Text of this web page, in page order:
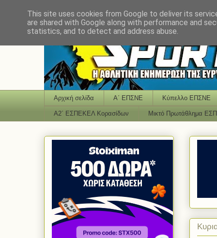
Αρχική σελίδα Α΄ ΕΠΣΝΕ Κύπελλο ΕΠΣΝΕ
Α2΄ ΕΣΠΕΚΕΛ Κορασίδων Μικτό Πρωτάθλημα
This site uses cookies from Google to deliver its
are shared with Google along with performance and
statistics, and to detect and address abuse.